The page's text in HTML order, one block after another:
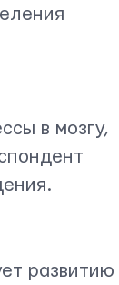
в мозгу,
развитию